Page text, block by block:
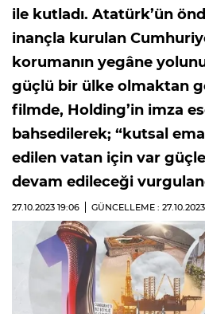
ile kutladı. Atatürk’ün
inançla kurulan
korumanın yegâne
güçlü bir ülke olmaktan
filmde, Holding’in imza
bahsedilerek; “kutsal
edilen vatan için var güçle
devam edileceği
27.10.2023 19:06 GÜNCELLEME : 27.10.2023